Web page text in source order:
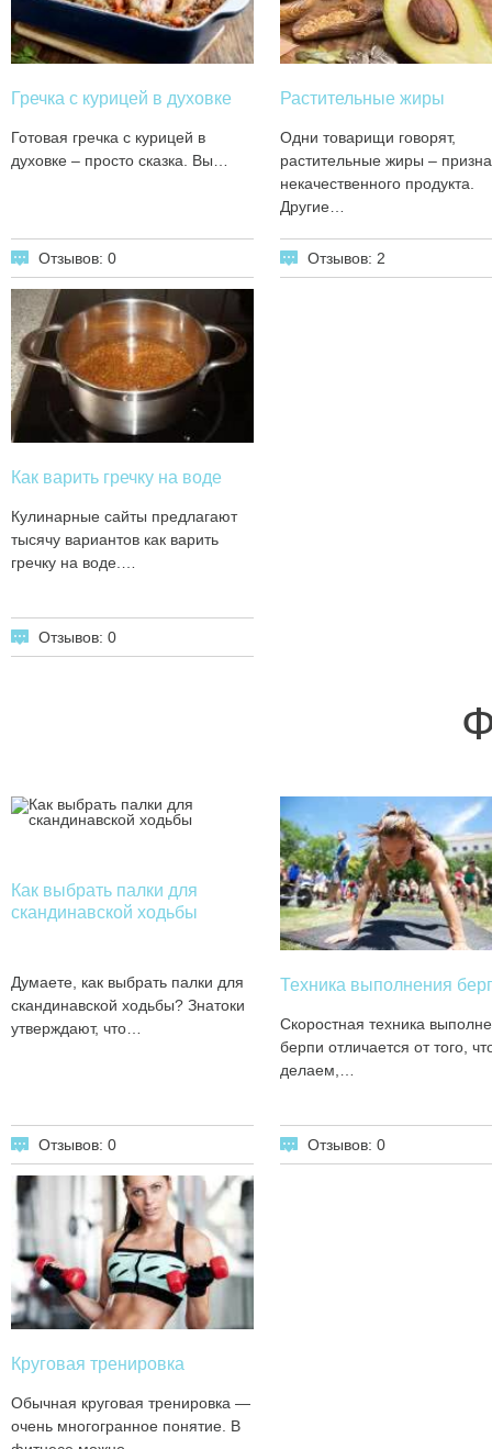
Гречка с курицей в духовке
Готовая гречка с курицей в
духовке – просто сказка. Вы…
Отзывов: 0
Растительные жиры
Одни товарищи говорят,
растительные жиры –
некачественного продукта.
Другие…
Отзывов: 2
Как варить гречку на воде
Кулинарные сайты предлагают
тысячу вариантов как варить
гречку на воде.…
Отзывов: 0
Как выбрать палки для
скандинавской ходьбы
Думаете, как выбрать палки для
скандинавской ходьбы? Знатоки
утверждают, что…
Отзывов: 0
Техника выполнения
Скоростная техника
берпи отличается от того,
делаем,…
Отзывов: 0
Круговая тренировка
Обычная круговая тренировка —
очень многогранное понятие. В